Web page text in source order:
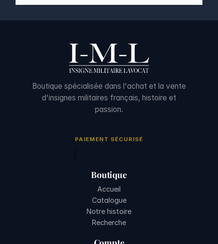
Boutique spécialisée dans l'achat et la vente
d'insignes militaires français, histoire et
passion.
PAIEMENT SÉCURISÉ
Boutique
Accueil
Catalogue
Notre histoire
Recherche